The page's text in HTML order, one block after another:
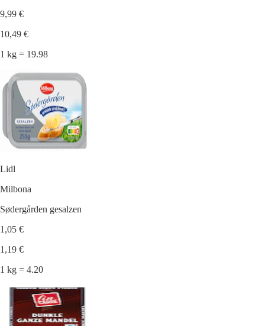
9,99 €
10,49 €
1 kg = 19.98
Lidl
Milbona
Sødergården gesalzen
1,05 €
1,19 €
1 kg = 4.20